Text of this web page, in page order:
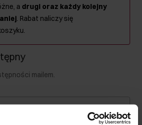
a drugi oraz każdy kolejny
. Rabat naliczy się
mailem.